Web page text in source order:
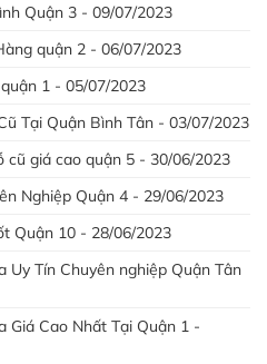
Quận 3 - 09/07/2023
quận 2 - 06/07/2023
1 - 05/07/2023
Tại Quận Bình Tân - 03/07/2023
cũ giá cao quận 5 - 30/06/2023
Nghiệp Quận 4 - 29/06/2023
Quận 10 - 28/06/2023
Uy Tín Chuyên nghiệp Quận Tân
Giá Cao Nhất Tại Quận 1 -